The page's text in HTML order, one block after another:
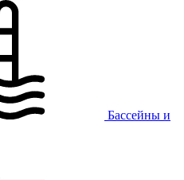
Бассейны и